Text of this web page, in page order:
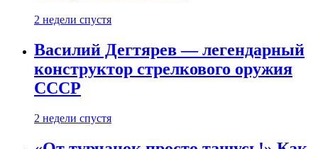
2 недели спустя
Василий Дегтярев — легендарный
конструктор стрелкового оружия
СССР
2 недели спустя